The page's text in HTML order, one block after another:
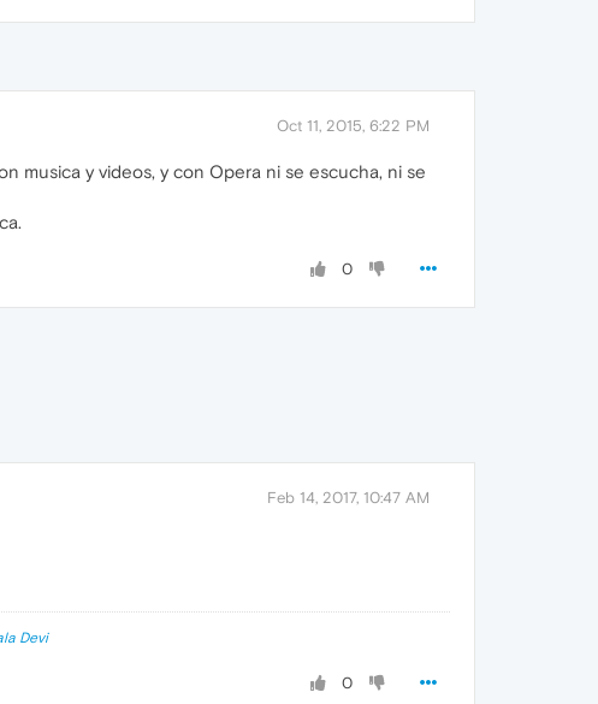
Oct 11, 2015, 6:22 PM
musica y videos, y con Opera ni se escucha, ni se
0
Feb 14, 2017, 10:47 AM
Devi
0